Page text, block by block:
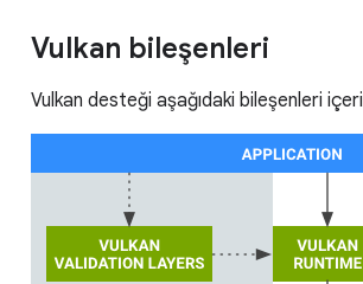
Vulkan bileşenleri
Vulkan desteği aşağıdaki bileşenleri